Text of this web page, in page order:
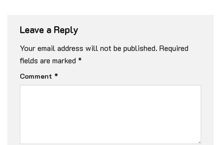
Leave a Reply
Your email address will not be published. Required
fields are marked *
Comment *